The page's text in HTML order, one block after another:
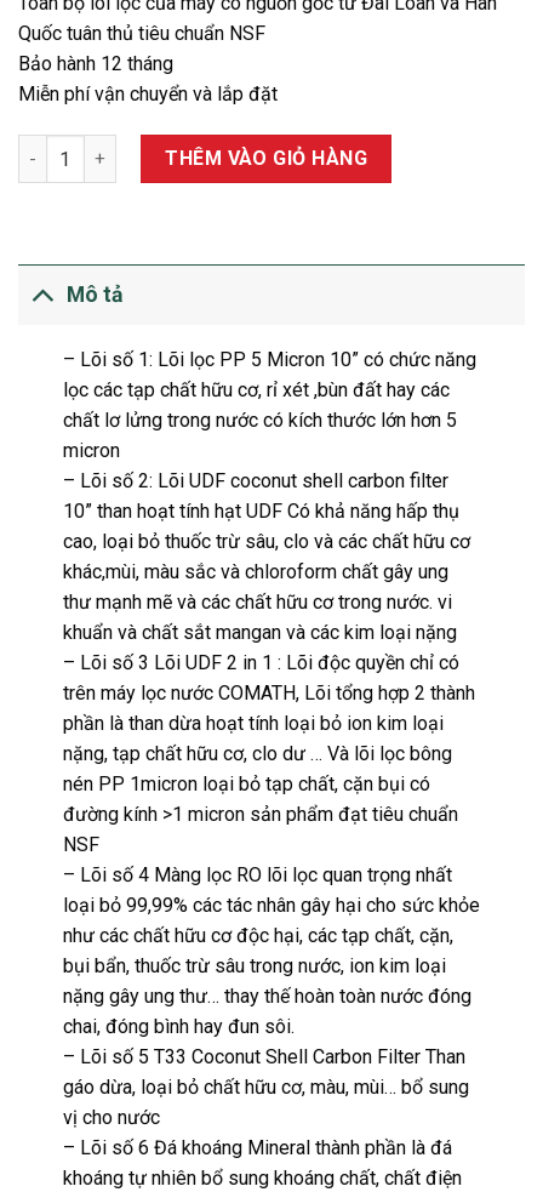
Quốc tuân thủ tiêu chuẩn NSF
Bảo hành 12 tháng
Miễn phí vận chuyển và lắp đặt
MÁY LỌC NƯỚC COMATH 8 CẤP MẶT ĐỒNG HỒ KHÔNG VỎ TỦ
THÊM VÀO GIỎ HÀNG
Mô tả
– Lõi số 1: Lõi lọc PP 5 Micron 10” có chức năng
lọc các tạp chất hữu cơ, rỉ xét ,bùn đất hay các
chất lơ lửng trong nước có kích thước lớn hơn 5
micron
– Lõi số 2: Lõi UDF coconut shell carbon filter
10” than hoạt tính hạt UDF Có khả năng hấp thụ
cao, loại bỏ thuốc trừ sâu, clo và các chất hữu cơ
khác,mùi, màu sắc và chloroform chất gây ung
thư mạnh mẽ và các chất hữu cơ trong nước. vi
khuẩn và chất sắt mangan và các kim loại nặng
– Lõi số 3 Lõi UDF 2 in 1 : Lõi độc quyền chỉ có
trên máy lọc nước COMATH, Lõi tổng hợp 2 thành
phần là than dừa hoạt tính loại bỏ ion kim loại
nặng, tạp chất hữu cơ, clo dư … Và lõi lọc bông
nén PP 1micron loại bỏ tạp chất, cặn bụi có
đường kính >1 micron sản phẩm đạt tiêu chuẩn
NSF
– Lõi số 4 Màng lọc RO lõi lọc quan trọng nhất
loại bỏ 99,99% các tác nhân gây hại cho sức khỏe
như các chất hữu cơ độc hại, các tạp chất, cặn,
bụi bẩn, thuốc trừ sâu trong nước, ion kim loại
nặng gây ung thư… thay thế hoàn toàn nước đóng
chai, đóng bình hay đun sôi.
– Lõi số 5 T33 Coconut Shell Carbon Filter Than
gáo dừa, loại bỏ chất hữu cơ, màu, mùi… bổ sung
vị cho nước
– Lõi số 6 Đá khoáng Mineral thành phần là đá
khoáng tự nhiên bổ sung khoáng chất, chất điện